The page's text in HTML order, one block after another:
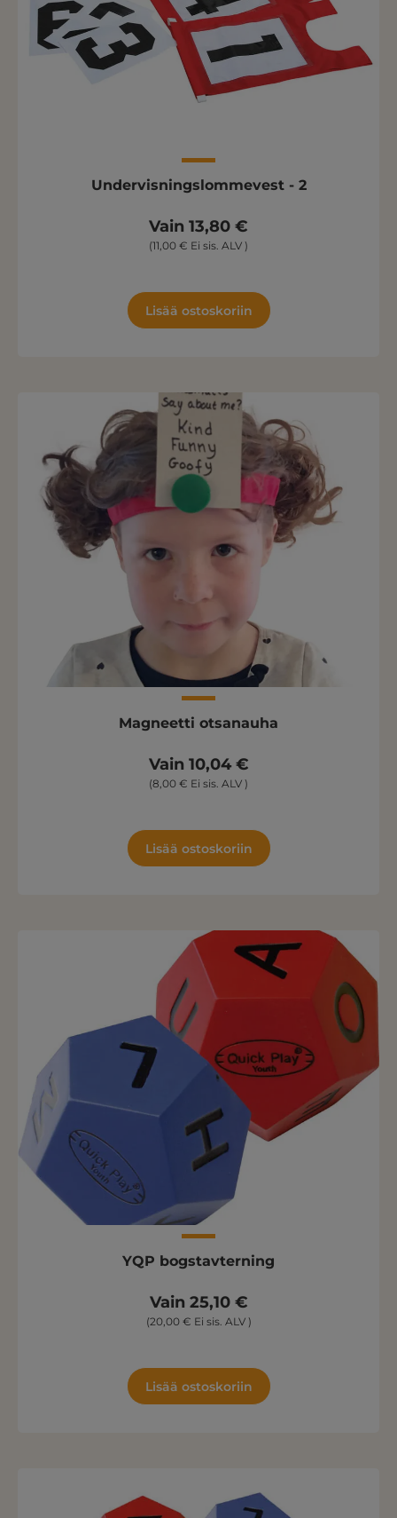
Undervisningslommevest - 2
Vain 13,80 €
(11,00 € Ei sis. ALV )
Lisää ostoskoriin
Magneetti otsanauha
Vain 10,04 €
(8,00 € Ei sis. ALV )
Lisää ostoskoriin
YQP bogstavterning
Vain 25,10 €
(20,00 € Ei sis. ALV )
Lisää ostoskoriin